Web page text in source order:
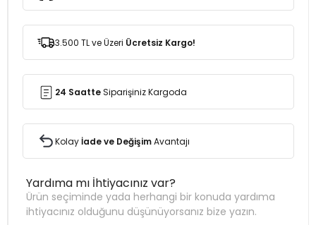
3.500 TL ve Üzeri Ücretsiz Kargo!
24 SaatteSiparişiniz Kargoda
Kolayİade ve DeğişimAvantajı
Yardıma mı İhtiyacınız var?
Ürün seçiminde yada herhangi bir konuda yardıma
ihtiyacınız olduğunu düşünüyorsanız bize yazın.